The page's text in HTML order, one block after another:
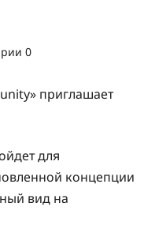
0
приглашает
для
концепции
вид на